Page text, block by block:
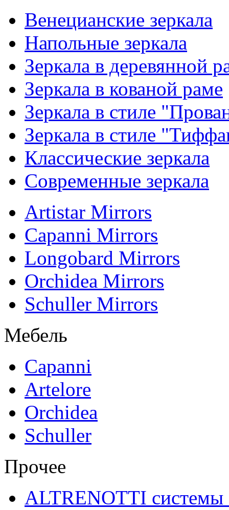
Венецианские зеркала
Напольные зеркала
Зеркала в деревянной
Зеркала в кованой раме
Зеркала в стиле
Зеркала в стиле
Классические зеркала
Современные зеркала
Artistar Mirrors
Capanni Mirrors
Longobard Mirrors
Orchidea Mirrors
Schuller Mirrors
Мебель
Capanni
Artelore
Orchidea
Schuller
Прочее
ALTRENOTTI системы